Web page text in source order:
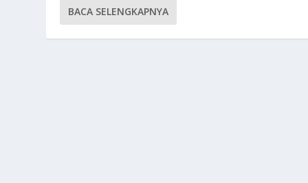
BACA SELENGKAPNYA